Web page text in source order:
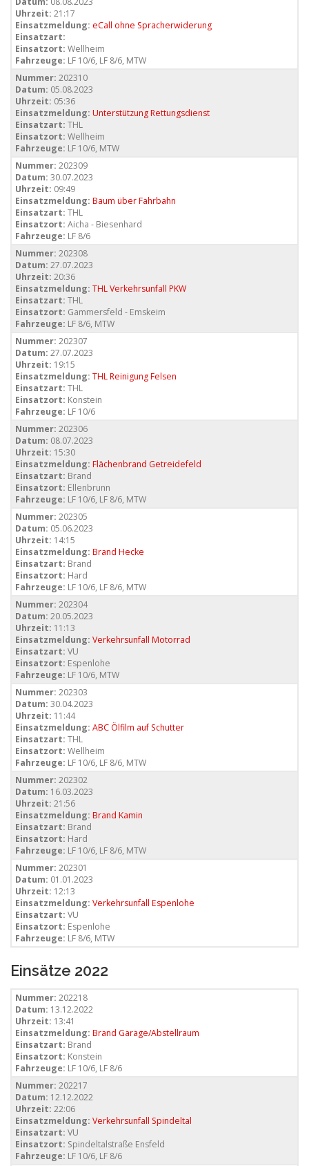
Uhrzeit: 21:17
Einsatzmeldung: eCall ohne Spracherwiderung
Einsatzart:
Einsatzort: Wellheim
Fahrzeuge: LF 10/6, LF 8/6, MTW
Nummer: 202310
Datum: 05.08.2023
Uhrzeit: 05:36
Einsatzmeldung: Unterstützung Rettungsdienst
Einsatzart: THL
Einsatzort: Wellheim
Fahrzeuge: LF 10/6, MTW
Nummer: 202309
Datum: 30.07.2023
Uhrzeit: 09:49
Einsatzmeldung: Baum über Fahrbahn
Einsatzart: THL
Einsatzort: Aicha - Biesenhard
Fahrzeuge: LF 8/6
Nummer: 202308
Datum: 27.07.2023
Uhrzeit: 20:36
Einsatzmeldung: THL Verkehrsunfall PKW
Einsatzart: THL
Einsatzort: Gammersfeld - Emskeim
Fahrzeuge: LF 8/6, MTW
Nummer: 202307
Datum: 27.07.2023
Uhrzeit: 19:15
Einsatzmeldung: THL Reinigung Felsen
Einsatzart: THL
Einsatzort: Konstein
Fahrzeuge: LF 10/6
Nummer: 202306
Datum: 08.07.2023
Uhrzeit: 15:30
Einsatzmeldung: Flächenbrand Getreidefeld
Einsatzart: Brand
Einsatzort: Ellenbrunn
Fahrzeuge: LF 10/6, LF 8/6, MTW
Nummer: 202305
Datum: 05.06.2023
Uhrzeit: 14:15
Einsatzmeldung: Brand Hecke
Einsatzart: Brand
Einsatzort: Hard
Fahrzeuge: LF 10/6, LF 8/6, MTW
Nummer: 202304
Datum: 20.05.2023
Uhrzeit: 11:13
Einsatzmeldung: Verkehrsunfall Motorrad
Einsatzart: VU
Einsatzort: Espenlohe
Fahrzeuge: LF 10/6, MTW
Nummer: 202303
Datum: 30.04.2023
Uhrzeit: 11:44
Einsatzmeldung: ABC Ölfilm auf Schutter
Einsatzart: THL
Einsatzort: Wellheim
Fahrzeuge: LF 10/6, LF 8/6, MTW
Nummer: 202302
Datum: 16.03.2023
Uhrzeit: 21:56
Einsatzmeldung: Brand Kamin
Einsatzart: Brand
Einsatzort: Hard
Fahrzeuge: LF 10/6, LF 8/6, MTW
Nummer: 202301
Datum: 01.01.2023
Uhrzeit: 12:13
Einsatzmeldung: Verkehrsunfall Espenlohe
Einsatzart: VU
Einsatzort: Espenlohe
Fahrzeuge: LF 8/6, MTW
Einsätze 2022
Nummer: 202218
Datum: 13.12.2022
Uhrzeit: 13:41
Einsatzmeldung: Brand Garage/Abstellraum
Einsatzart: Brand
Einsatzort: Konstein
Fahrzeuge: LF 10/6, LF 8/6
Nummer: 202217
Datum: 12.12.2022
Uhrzeit: 22:06
Einsatzmeldung: Verkehrsunfall Spindeltal
Einsatzart: VU
Einsatzort: Spindeltalstraße Ensfeld
Fahrzeuge: LF 10/6, LF 8/6